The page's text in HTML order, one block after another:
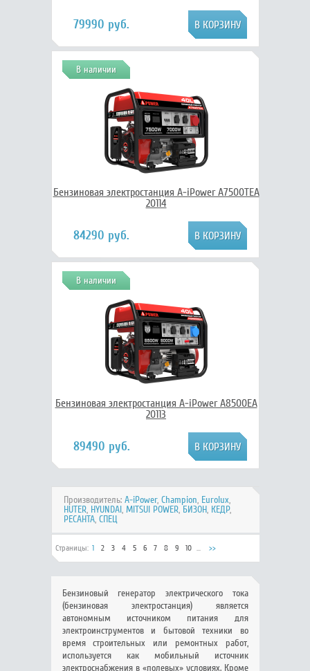
79990 руб.
В наличии
Бензиновая электростанция A-iPower A7500TEA
20114
84290 руб.
В наличии
Бензиновая электростанция A-iPower A8500EA
20113
89490 руб.
Производитель: A-iPower, Champion, Eurolux,
HUTER, HYUNDAI, MITSUI POWER, БИЗОН, КЕДР,
РЕСАНТА, СПЕЦ
Страницы: 1 2 3 4 5 6 7 8 9 10 ... >>
Бензиновый генератор электрического тока
(бензиновая электростанция) является
автономным источником питания для
электроинструментов и бытовой техники во
время строительных или ремонтных работ,
используется как мобильный источник
электроснабжения в «полевых» условиях. Кроме